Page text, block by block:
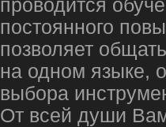
проводится
постоянного
позволяет
на одном языке,
выбора
От всей души